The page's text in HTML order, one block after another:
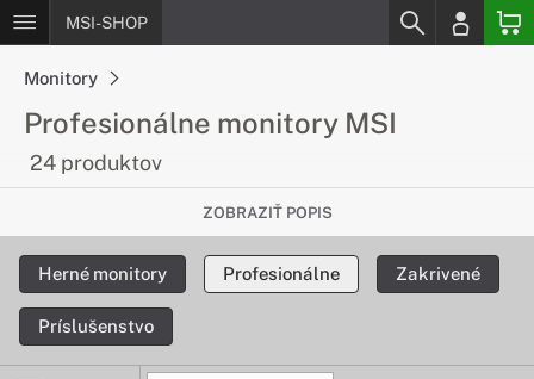
MSI-SHOP
Monitory
Profesionálne monitory MSI
24 produktov
Stvorené pre profesionálov
Potrebujete pre svoju prácu to najlepšie? Profesionálne
monitory od spoločnosti MSI majú parametre prispôsobené
našich zákazníkov.
ZOBRAZIŤ POPIS
Herné monitory Profesionálne Zakrivené
Príslušenstvo